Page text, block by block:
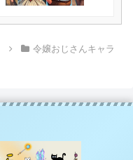
令嬢おじさんキャラ